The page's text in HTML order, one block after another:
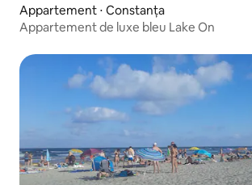
Appartement ⋅ Constanța
Appartement de luxe bleu Lake On